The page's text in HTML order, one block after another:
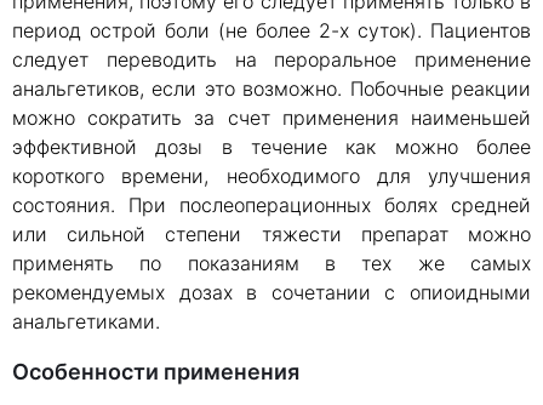
период острой боли (не более 2-х суток). Пациентов
следует переводить на пероральное применение
анальгетиков, если это возможно. Побочные реакции
можно сократить за счет применения наименьшей
эффективной дозы в течение как можно более
короткого времени, необходимого для улучшения
состояния. При послеоперационных болях средней
или сильной степени тяжести препарат можно
применять по показаниям в тех же самых
рекомендуемых дозах в сочетании с опиоидными
анальгетиками.
Особенности применения